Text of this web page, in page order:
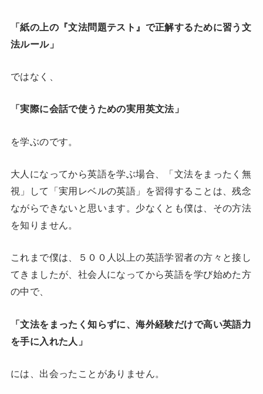
「紙の上の『文法問題テスト』で正解するために習う文
法ルール」
ではなく、
「実際に会話で使うための実用英文法」
を学ぶのです。
大人になってから英語を学ぶ場合、「文法をまったく無
視」して「実用レベルの英語」を習得することは、残念
ながらできないと思います。少なくとも僕は、その方法
を知りません。
これまで僕は、５００人以上の英語学習者の方々と接し
てきましたが、社会人になってから英語を学び始めた方
の中で、
「文法をまったく知らずに、海外経験だけで高い英語力
を手に入れた人」
には、出会ったことがありません。